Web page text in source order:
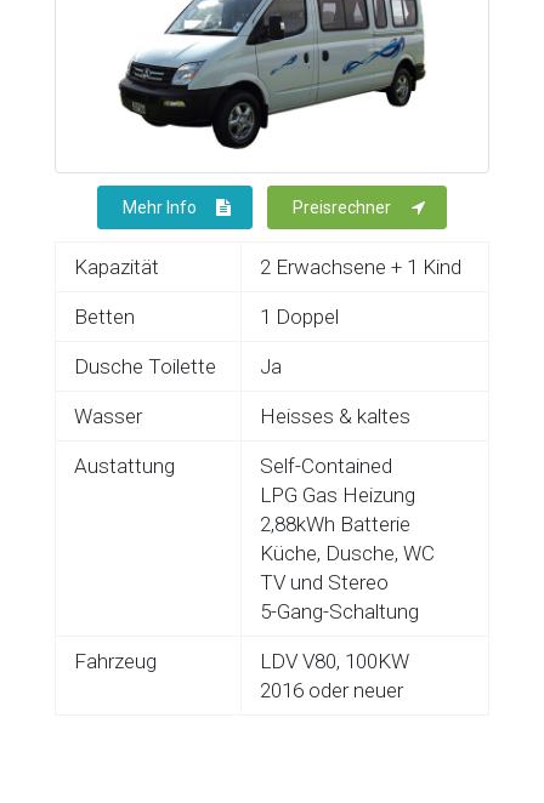
Mehr Info Preisrechner
Kapazität 2 Erwachsene + 1 Kind
Betten 1 Doppel
Dusche Toilette Ja
Wasser Heisses & kaltes
Austattung
Self-Contained
LPG Gas Heizung
2,88kWh Batterie
Küche, Dusche, WC
TV und Stereo
5-Gang-Schaltung
Fahrzeug
LDV V80, 100KW
2016 oder neuer